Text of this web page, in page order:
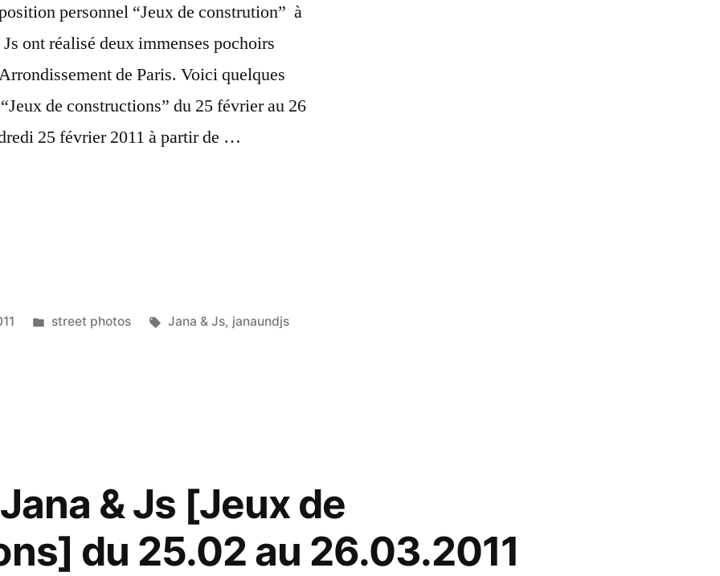
personnel “Jeux de constrution” à
ont réalisé deux immenses pochoirs
de Paris. Voici quelques
de constructions” du 25 février au 26
25 février 2011 à partir de …
Posted
street photos Tags:
Jana & Js, janaundjs
& Js [Jeux de
du 25.02 au 26.03.2011